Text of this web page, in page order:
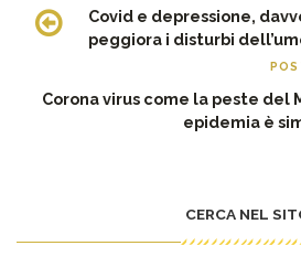
Covid e depressione,
peggiora i disturbi
Corona virus come la peste del
epidemia è
CERCA NEL